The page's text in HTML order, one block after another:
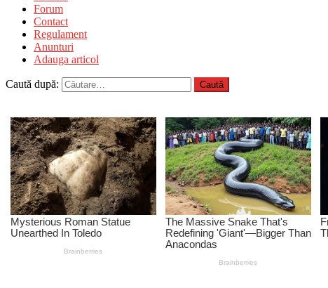
Forum
Contact
Regulament
Anunturi
Adauga articol
Caută după: